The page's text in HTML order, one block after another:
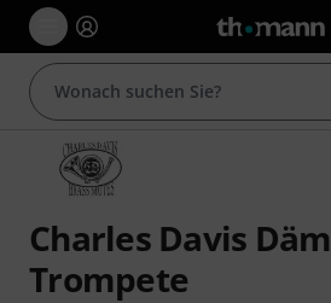
Charles Davis
Trompete